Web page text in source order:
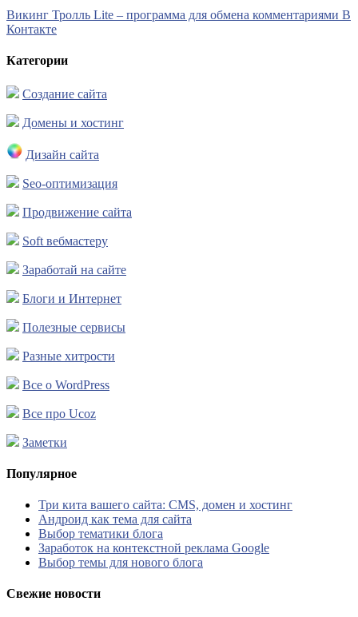
Викинг Тролль Lite – программа для обмена комментариями В
Контакте
Категории
Создание сайта
Домены и хостинг
Дизайн сайта
Seo-оптимизация
Продвижение сайта
Soft вебмастеру
Заработай на сайте
Блоги и Интернет
Полезные сервисы
Разные хитрости
Все о WordPress
Все про Ucoz
Заметки
Популярное
Три кита вашего сайта: CMS, домен и хостинг
Андроид как тема для сайта
Выбор тематики блога
Заработок на контекстной реклама Google
Выбор темы для нового блога
Свежие новости